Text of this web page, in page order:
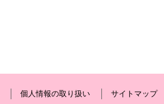
個人情報の取り扱い サイトマップ